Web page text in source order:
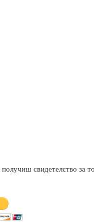
свидетелство за